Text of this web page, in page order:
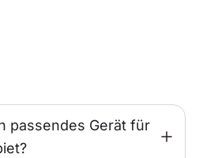
passendes Gerät für